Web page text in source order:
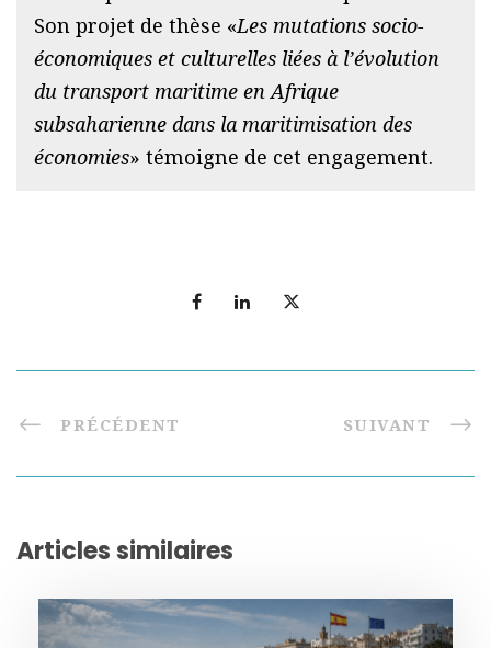
Son projet de thèse «Les mutations socio-
économiques et culturelles liées à l’évolution
du transport maritime en Afrique
subsaharienne dans la maritimisation des
économies» témoigne de cet engagement.
PRÉCÉDENT SUIVANT
Articles similaires